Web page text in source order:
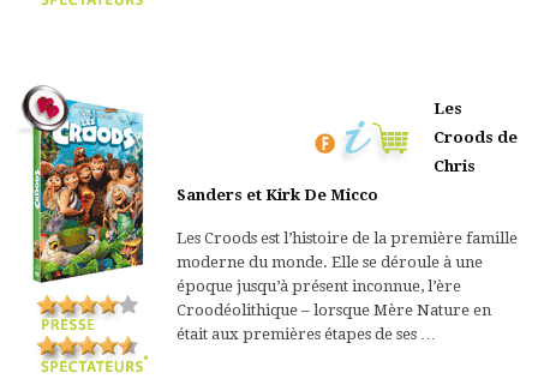
Les
Croods de
Chris
Sanders et Kirk De Micco
Les Croods est l’histoire de la première famille
moderne du monde. Elle se déroule à une
époque jusqu’à présent inconnue, l’ère
Croodéolithique – lorsque Mère Nature en
était aux premières étapes de ses …